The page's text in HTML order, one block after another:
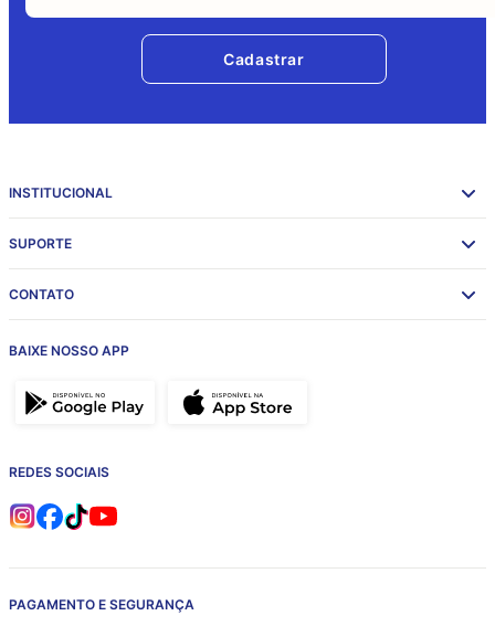
Cadastrar
INSTITUCIONAL
SUPORTE
CONTATO
BAIXE NOSSO APP
REDES SOCIAIS
PAGAMENTO E SEGURANÇA